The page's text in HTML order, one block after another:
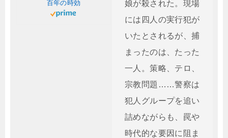
百年の時効
娘が殺された。現場
には四人の実行犯が
いたとされるが、捕
まったのは、たった
一人。策略、テロ、
宗教問題……警察は
犯人グループを追い
詰めながらも、罠や
時代的な要因に阻ま